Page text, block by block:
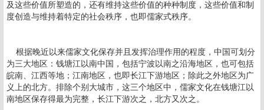
及这些价值所塑造的，还有维持这些价值的种种制度，这些价值和制
度创造与维持着特定的社会秩序，也即儒家式秩序。
根据晚近以来儒家文化保存并且发挥治理作用的程度，中国可划分
为三大地区：钱塘江以南中国，包括宁波以南之沿海地区，也可包括
皖南、江西等地；江南地区，也即长江下游地区；除此之外地区为广
义上的北方。排除个别大城市，这三个地区中，儒家文化在钱塘江以
南地区保存得最为完整，长江下游次之，北方又次之。